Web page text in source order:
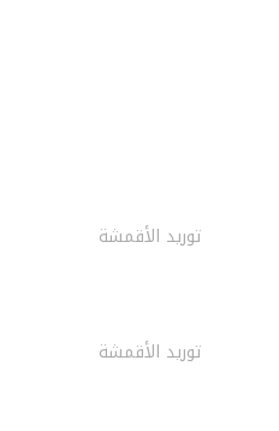
توريد الأقمشة
توريد الأقمشة